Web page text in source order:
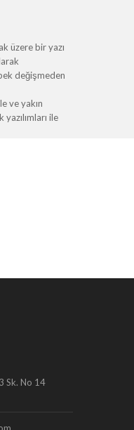
üzere bir yazı
değişmeden
ve yakın
ile
Sk. No 14